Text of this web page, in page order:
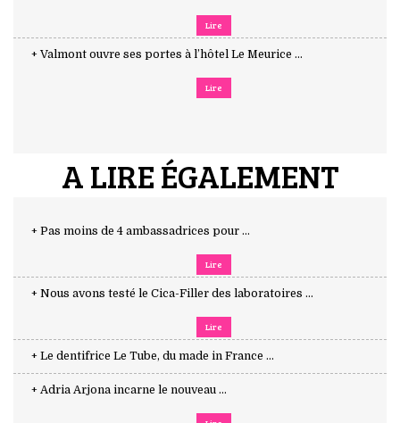
Lire
+ Valmont ouvre ses portes à l’hôtel Le Meurice ...
Lire
A LIRE ÉGALEMENT
+ Pas moins de 4 ambassadrices pour ...
Lire
+ Nous avons testé le Cica-Filler des laboratoires ...
Lire
+ Le dentifrice Le Tube, du made in France ...
+ Adria Arjona incarne le nouveau ...